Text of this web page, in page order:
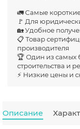
🚛 Самые
🚩 Для
🏡 Удобное
📋 Товар
производителя
🏆 Один из самых
строительства и
⚡ Низкие цены и
Описание